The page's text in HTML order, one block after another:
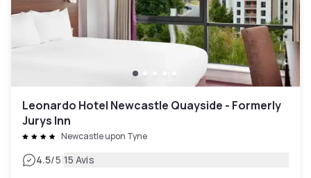
Leonardo Hotel Newcastle Quayside - Formerly
Jurys Inn
Newcastle upon Tyne
4.5/5|15 Avis